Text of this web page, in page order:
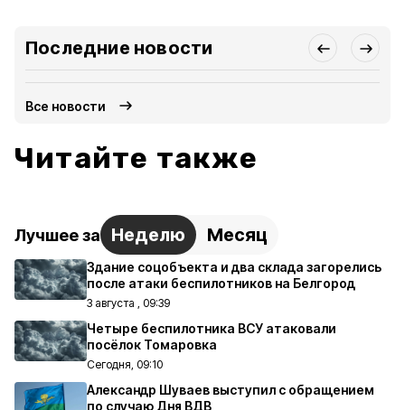
Последние новости
Все новости
Читайте также
Лучшее за Неделю Месяц
Здание соцобъекта и два склада загорелись
после атаки беспилотников на Белгород
3 августа , 09:39
Четыре беспилотника ВСУ атаковали
посёлок Томаровка
Сегодня, 09:10
Александр Шуваев выступил с обращением
по случаю Дня ВДВ